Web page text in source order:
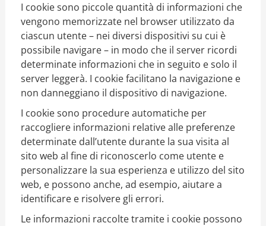
I cookie sono piccole quantità di informazioni che
vengono memorizzate nel browser utilizzato da
ciascun utente – nei diversi dispositivi su cui è
possibile navigare – in modo che il server ricordi
determinate informazioni che in seguito e solo il
server leggerà. I cookie facilitano la navigazione e
non danneggiano il dispositivo di navigazione.
I cookie sono procedure automatiche per
raccogliere informazioni relative alle preferenze
determinate dall’utente durante la sua visita al
sito web al fine di riconoscerlo come utente e
personalizzare la sua esperienza e utilizzo del sito
web, e possono anche, ad esempio, aiutare a
identificare e risolvere gli errori.
Le informazioni raccolte tramite i cookie possono